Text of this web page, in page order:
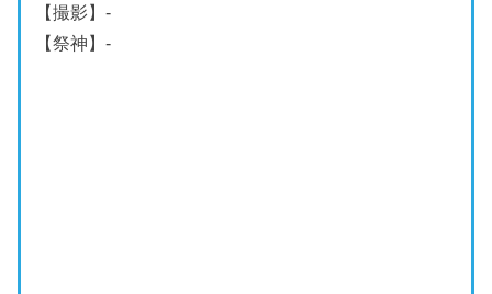
【撮影】-
【祭神】-